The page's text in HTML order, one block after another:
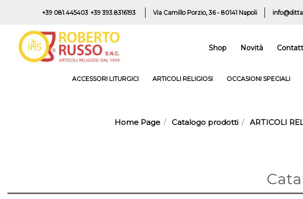
+39 081.445403 +39 393.8316193 Via Camillo Porzio, 36 - 80141 Napoli
Shop Novità
ACCESSORI LITURGICI ARTICOLI RELIGIOSI OCCASIONI SPECIALI
Home Page Catalogo prodotti ARTICOLI